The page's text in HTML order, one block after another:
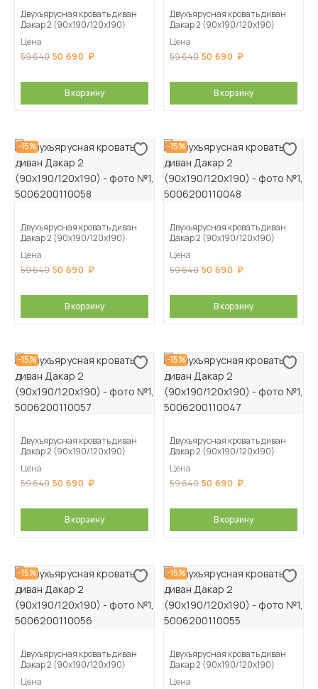
Двухъярусная кровать диван
Дакар 2 (90х190/120х190)
Цена
59 640 50 690
В корзину
Двухъярусная кровать диван
Дакар 2 (90х190/120х190)
Цена
59 640 50 690
В корзину
-15%
Двухъярусная кровать диван
Дакар 2 (90х190/120х190)
Цена
59 640 50 690
В корзину
-15%
Двухъярусная кровать диван
Дакар 2 (90х190/120х190)
Цена
59 640 50 690
В корзину
-15%
Двухъярусная кровать диван
Дакар 2 (90х190/120х190)
Цена
59 640 50 690
В корзину
-15%
Двухъярусная кровать диван
Дакар 2 (90х190/120х190)
Цена
59 640 50 690
В корзину
-15%
Двухъярусная кровать диван
Дакар 2 (90х190/120х190)
Цена
-15%
Двухъярусная кровать диван
Дакар 2 (90х190/120х190)
Цена